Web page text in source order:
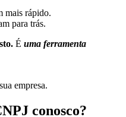
mais rápido.
para trás.
É uma ferramenta
empresa.
conosco?